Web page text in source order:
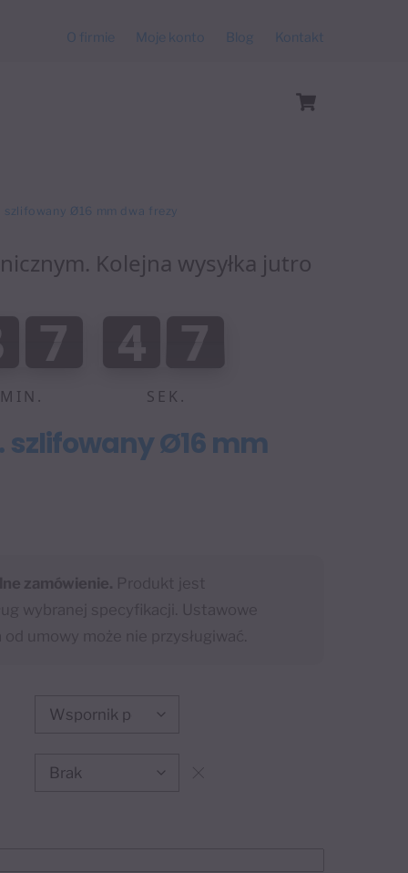
O firmie Moje konto Blog Kontakt
Ø16 mm dwa frezy
Kolejna wysyłka jutro
7
0
7 4
4
4
4 6
7
6
8
7
MIN. SEK.
szlifowany Ø16 mm